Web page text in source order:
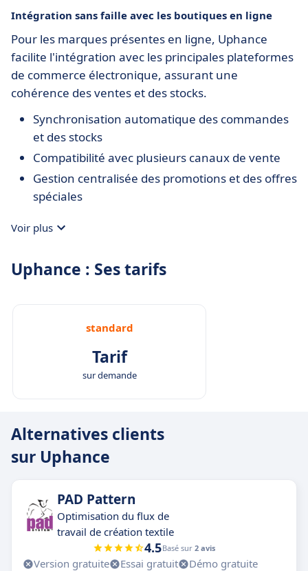
Intégration sans faille avec les boutiques en ligne
Pour les marques présentes en ligne, Uphance
facilite l'intégration avec les principales plateformes
de commerce électronique, assurant une
cohérence des ventes et des stocks.
Synchronisation automatique des commandes
et des stocks
Compatibilité avec plusieurs canaux de vente
Gestion centralisée des promotions et des offres
spéciales
Voir plus
Uphance : Ses tarifs
standard
Tarif
sur demande
Alternatives clients
sur Uphance
PAD Pattern
Optimisation du flux de
travail de création textile
4.5Basé sur 2 avis
Version gratuite Essai gratuit
Démo gratuite